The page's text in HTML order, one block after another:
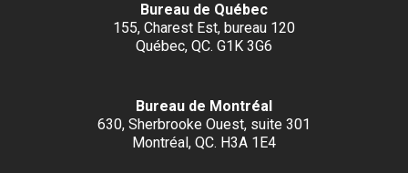
Bureau de Québec
155, Charest Est, bureau 120
Québec, QC. G1K 3G6
Bureau de Montréal
630, Sherbrooke Ouest, suite 301
Montréal, QC. H3A 1E4